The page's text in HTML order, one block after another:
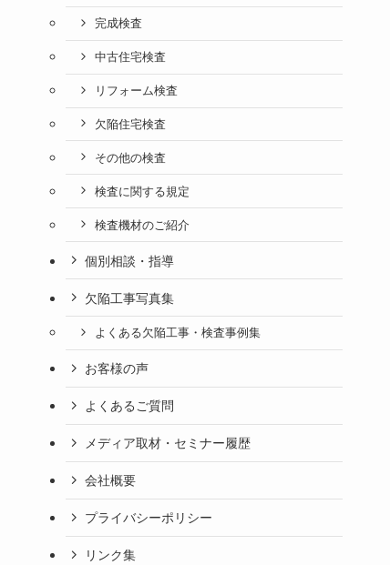
完成検査
中古住宅検査
リフォーム検査
欠陥住宅検査
その他の検査
検査に関する規定
検査機材のご紹介
個別相談・指導
欠陥工事写真集
よくある欠陥工事・検査事例集
お客様の声
よくあるご質問
メディア取材・セミナー履歴
会社概要
プライバシーポリシー
リンク集